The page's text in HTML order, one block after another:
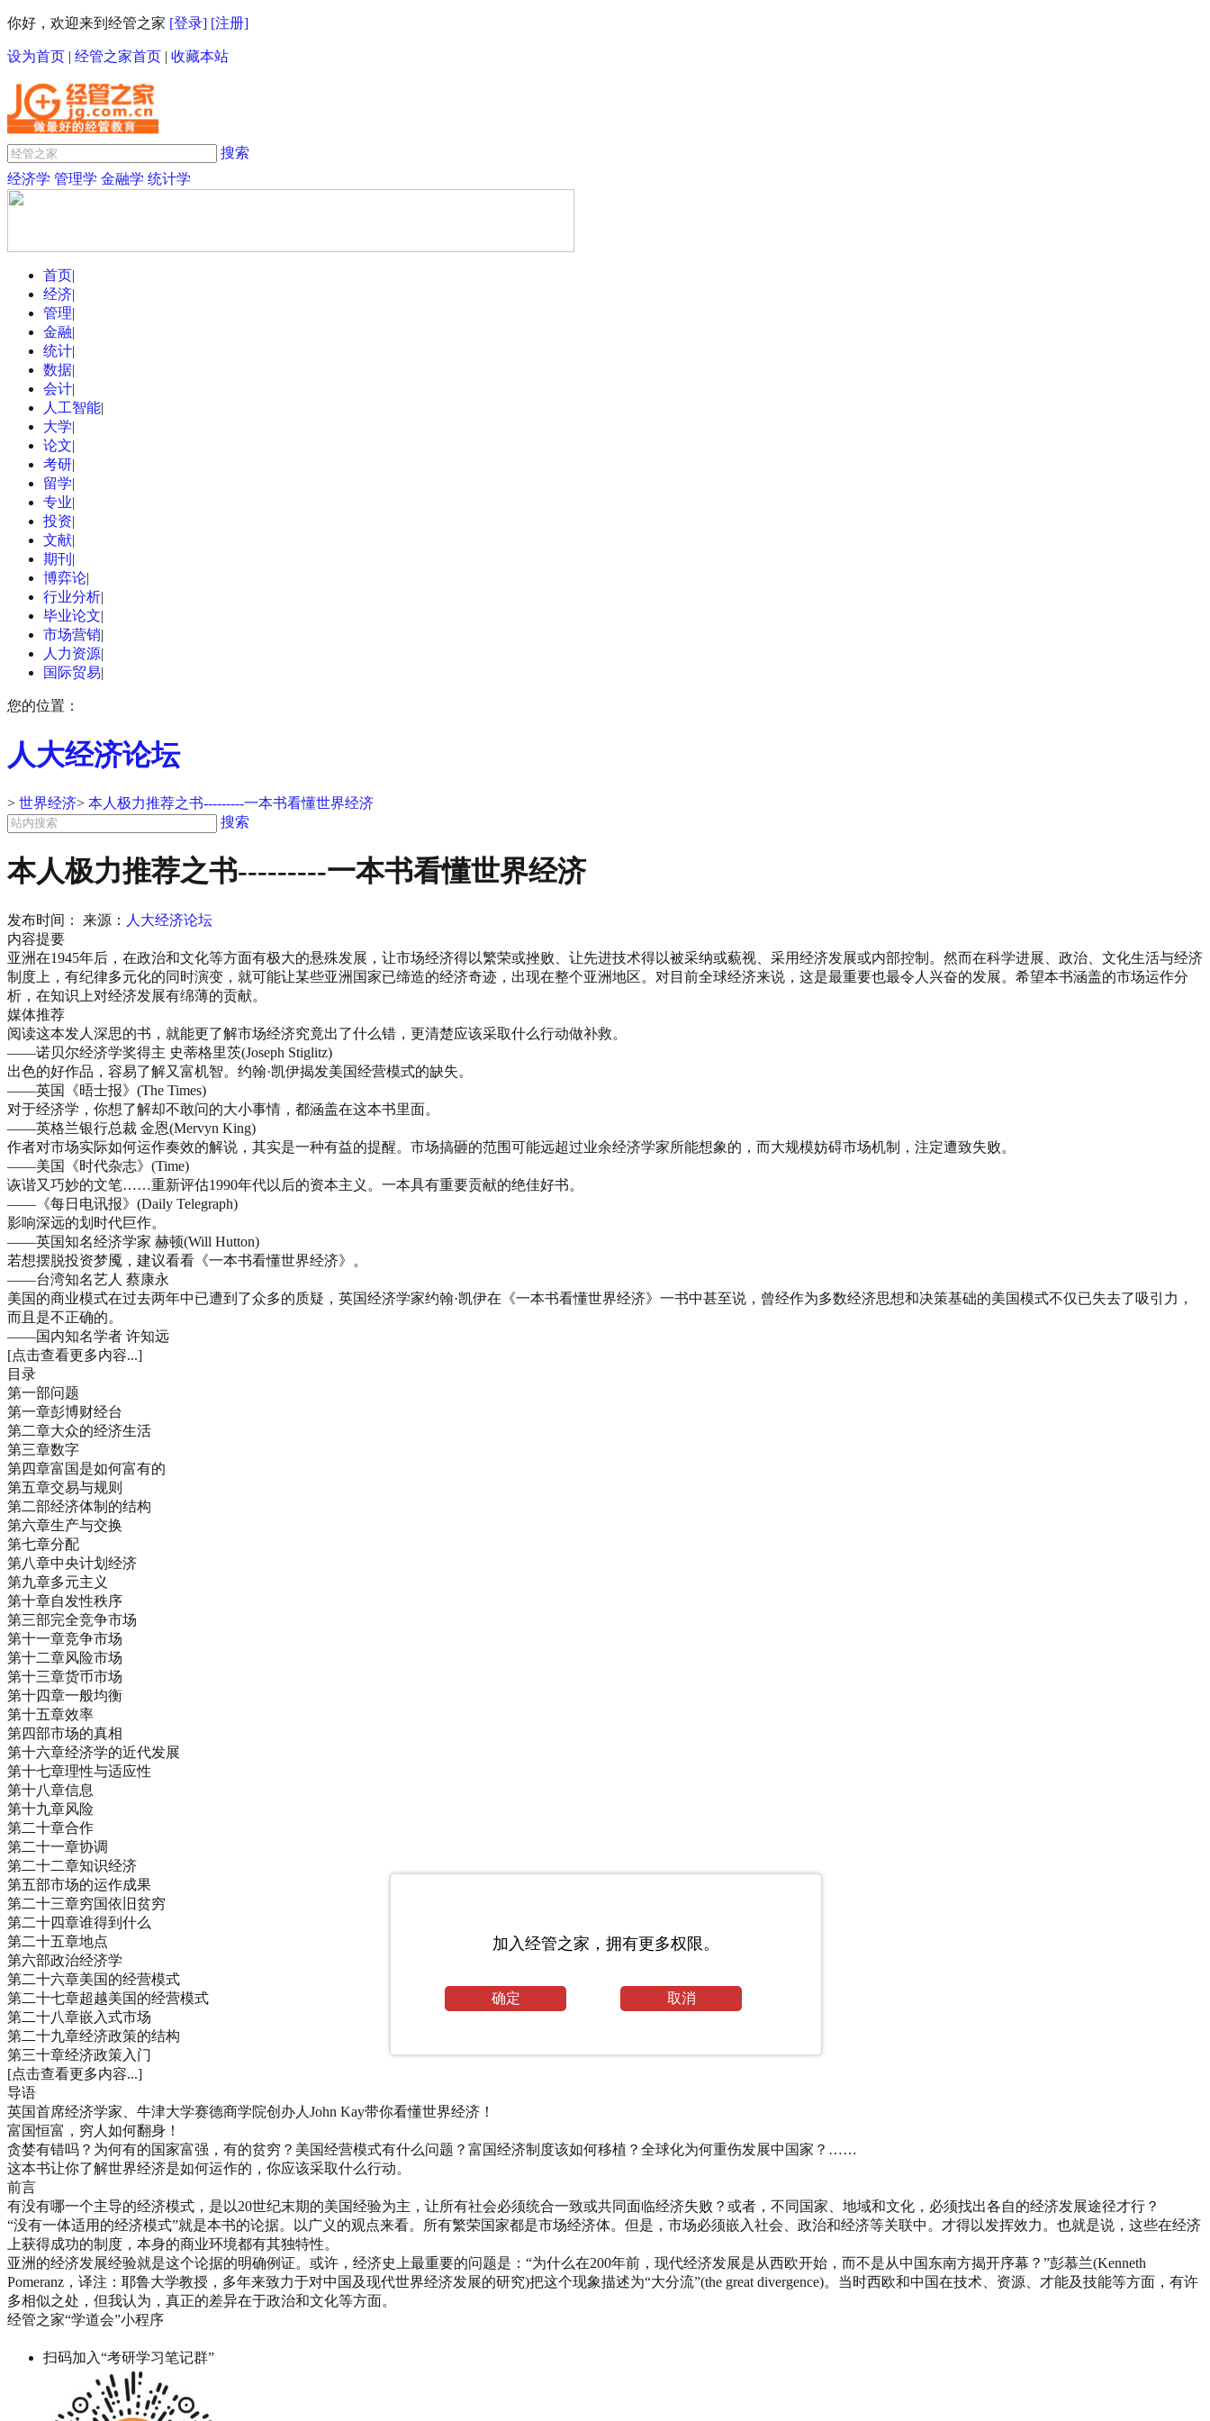
你好，欢迎来到经管之家 [登录] [注册]
设为首页 | 经管之家首页 | 收藏本站
搜索
经济学 管理学 金融学 统计学
首页|
经济|
管理|
金融|
统计|
数据|
会计|
人工智能|
大学|
论文|
考研|
留学|
专业|
投资|
文献|
期刊 |
博弈论|
行业分析|
毕业论文|
市场营销|
人力资源|
国际贸易|
您的位置：
人大经济论坛
> 世界经济> 本人极力推荐之书---------一本书看懂世界经济
搜索
本人极力推荐之书---------一本书看懂世界经济
发布时间： 来源： 人大经济论坛
内容提要
亚洲在1945年后，在政治和文化等方面有极大的悬殊发展，让市场经济得以繁荣或挫败、让先进技术得以被采纳或藐视、采用经济发展或内部控制。然而在科学进展、政治、文化生活与经济
制度上，有纪律多元化的同时演变，就可能让某些亚洲国家已缔造的经济奇迹，出现在整个亚洲地区。对目前全球经济来说，这是最重要也最令人兴奋的发展。希望本书涵盖的市场运作分
析，在知识上对经济发展有绵薄的贡献。
媒体推荐
阅读这本发人深思的书，就能更了解市场经济究竟出了什么错，更清楚应该采取什么行动做补救。
——诺贝尔经济学奖得主 史蒂格里茨(Joseph Stiglitz)
出色的好作品，容易了解又富机智。约翰·凯伊揭发美国经营模式的缺失。
——英国《晤士报》(The Times)
对于经济学，你想了解却不敢问的大小事情，都涵盖在这本书里面。
——英格兰银行总裁 金恩(Mervyn King)
作者对市场实际如何运作奏效的解说，其实是一种有益的提醒。市场搞砸的范围可能远超过业余经济学家所能想象的，而大规模妨碍市场机制，注定遭致失败。
——美国《时代杂志》(Time)
诙谐又巧妙的文笔……重新评估1990年代以后的资本主义。一本具有重要贡献的绝佳好书。
——《每日电讯报》(Daily Telegraph)
影响深远的划时代巨作。
——英国知名经济学家 赫顿(Will Hutton)
若想摆脱投资梦魇，建议看看《一本书看懂世界经济》。
——台湾知名艺人 蔡康永
美国的商业模式在过去两年中已遭到了众多的质疑，英国经济学家约翰·凯伊在《一本书看懂世界经济》一书中甚至说，曾经作为多数经济思想和决策基础的美国模式不仅已失去了吸引力，
而且是不正确的。
——国内知名学者 许知远
[点击查看更多内容...]
目录
第一部问题
第一章彭博财经台
第二章大众的经济生活
第三章数字
第四章富国是如何富有的
第五章交易与规则
第二部经济体制的结构
第六章生产与交换
第七章分配
第八章中央计划经济
第九章多元主义
第十章自发性秩序
第三部完全竞争市场
第十一章竞争市场
第十二章风险市场
第十三章货币市场
第十四章一般均衡
第十五章效率
第四部市场的真相
第十六章经济学的近代发展
第十七章理性与适应性
第十八章信息
第十九章风险
第二十章合作
第二十一章协调
第二十二章知识经济
第五部市场的运作成果
第二十三章穷国依旧贫穷
第二十四章谁得到什么
第二十五章地点
第六部政治经济学
第二十六章美国的经营模式
第二十七章超越美国的经营模式
第二十八章嵌入式市场
第二十九章经济政策的结构
第三十章经济政策入门
[点击查看更多内容...]
导语
英国首席经济学家、牛津大学赛德商学院创办人John Kay带你看懂世界经济！
富国恒富，穷人如何翻身！
贪婪有错吗？为何有的国家富强，有的贫穷？美国经营模式有什么问题？富国经济制度该如何移植？全球化为何重伤发展中国家？……
这本书让你了解世界经济是如何运作的，你应该采取什么行动。
前言
有没有哪一个主导的经济模式，是以20世纪末期的美国经验为主，让所有社会必须统合一致或共同面临经济失败？或者，不同国家、地域和文化，必须找出各自的经济发展途径才行？
“没有一体适用的经济模式”就是本书的论据。以广义的观点来看。所有繁荣国家都是市场经济体。但是，市场必须嵌入社会、政治和经济等关联中。才得以发挥效力。也就是说，这些在经济
上获得成功的制度，本身的商业环境都有其独特性。
亚洲的经济发展经验就是这个论据的明确例证。或许，经济史上最重要的问题是：“为什么在200年前，现代经济发展是从西欧开始，而不是从中国东南方揭开序幕？”彭慕兰(Kenneth
Pomeranz，译注：耶鲁大学教授，多年来致力于对中国及现代世界经济发展的研究)把这个现象描述为“大分流”(the great divergence)。当时西欧和中国在技术、资源、才能及技能等方面，有许
多相似之处，但我认为，真正的差异在于政治和文化等方面。
经管之家“学道会”小程序
扫码加入“考研学习笔记群”
加入经管之家，拥有更多权限。
确定 取消